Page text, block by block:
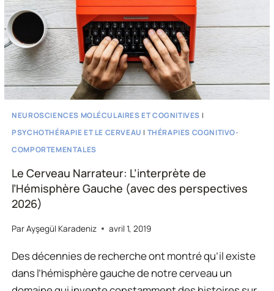
NEUROSCIENCES MOLÉCULAIRES ET COGNITIVES |
PSYCHOTHÉRAPIE ET LE CERVEAU | THÉRAPIES COGNITIVO-
COMPORTEMENTALES
Le Cerveau Narrateur: L’interprète de
l’Hémisphère Gauche (avec des perspectives
2026)
ParAyşegül Karadeniz avril 1, 2019
Des décennies de recherche ont montré qu’il existe
dans l’hémisphère gauche de notre cerveau un